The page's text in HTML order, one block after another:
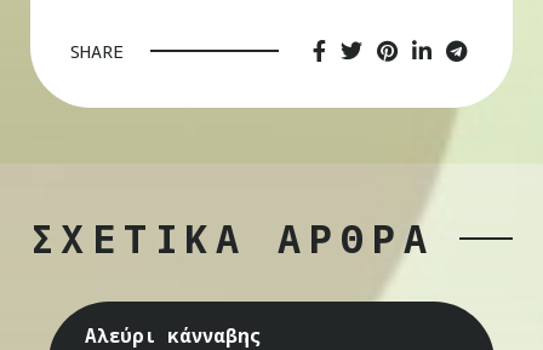
SHARE
ΣΧΕΤΙΚΑ ΑΡΘΡΑ
Αλεύρι κάνναβης